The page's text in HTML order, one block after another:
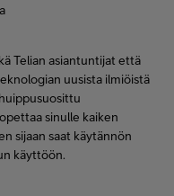
Telian asiantuntijat että
uusista ilmiöistä
opettaa sinulle kaiken
sijaan saat käytännön
käyttöön.